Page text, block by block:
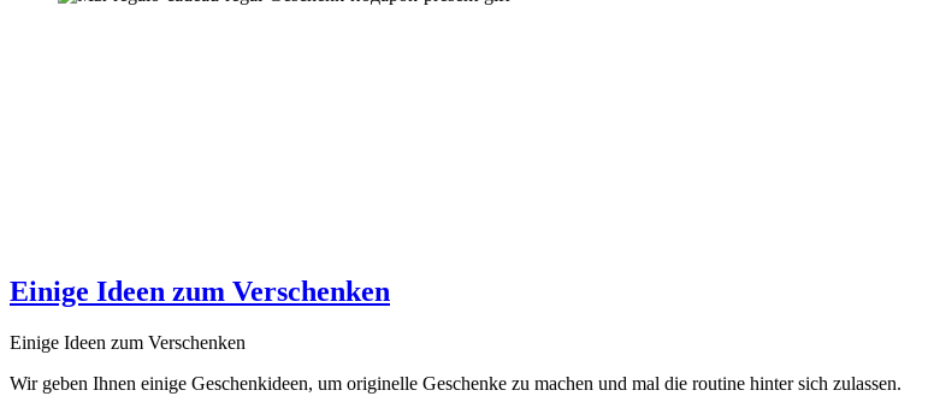
Einige Ideen zum Verschenken
Einige Ideen zum Verschenken
Wir geben Ihnen einige Geschenkideen, um originelle Geschenke zu machen und mal die routine hinter sich zulassen.